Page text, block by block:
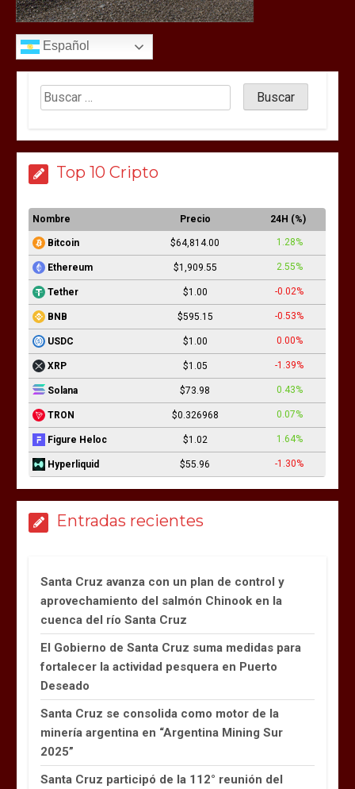
Español
Top 10 Cripto
Nombre Precio 24H (%)
Bitcoin $64,814.00 1.28%
Ethereum $1,909.55 2.55%
Tether $1.00 -0.02%
BNB $595.15 -0.53%
USDC $1.00 0.00%
XRP $1.05 -1.39%
Solana $73.98 0.43%
TRON $0.326968 0.07%
Figure Heloc $1.02 1.64%
Hyperliquid $55.96 -1.30%
Entradas recientes
Santa Cruz avanza con un plan de control y
aprovechamiento del salmón Chinook en la
cuenca del río Santa Cruz
El Gobierno de Santa Cruz suma medidas para
fortalecer la actividad pesquera en Puerto
Deseado
Santa Cruz se consolida como motor de la
minería argentina en “Argentina Mining Sur
2025”
Santa Cruz participó de la 112° reunión del